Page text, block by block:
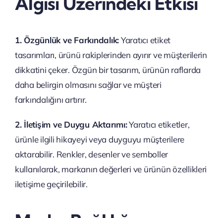
1. Özgünlük ve Farkındalık:Yaratıcı etiket
tasarımları, ürünü rakiplerinden ayırır ve müşterilerin
dikkatini çeker. Özgün bir tasarım, ürünün raflarda
daha belirgin olmasını sağlar ve müşteri
farkındalığını artırır.
2. İletişim ve Duygu Aktarımı:Yaratıcı etiketler,
ürünle ilgili hikayeyi veya duyguyu müşterilere
aktarabilir. Renkler, desenler ve semboller
kullanılarak, markanın değerleri ve ürünün özellikleri
iletişime geçirilebilir.